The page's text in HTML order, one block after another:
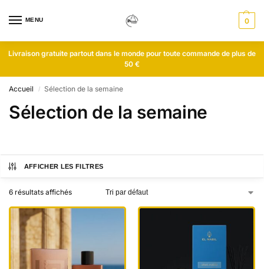
MENU 0
Livraison gratuite partout dans le monde pour toute commande de plus de
50 €
Accueil / Sélection de la semaine
Sélection de la semaine
AFFICHER LES FILTRES
6 résultats affichés